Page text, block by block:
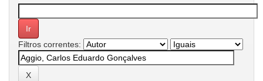
Filtros correntes: